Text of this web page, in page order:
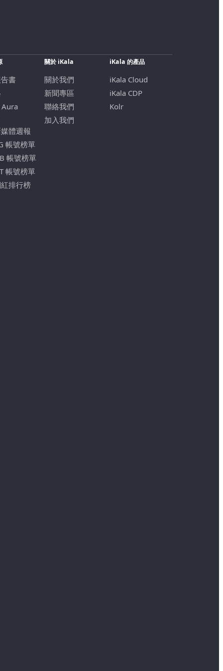
書
體週報
帳號榜單
帳號榜單
帳號榜單
排行榜
關於 iKala
關於我們
新聞專區
聯絡我們
加入我們
iKala 的產品
iKala Cloud
iKala CDP
Kolr